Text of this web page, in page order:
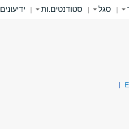
| סגל | סטודנטים.ות | ידיעונים